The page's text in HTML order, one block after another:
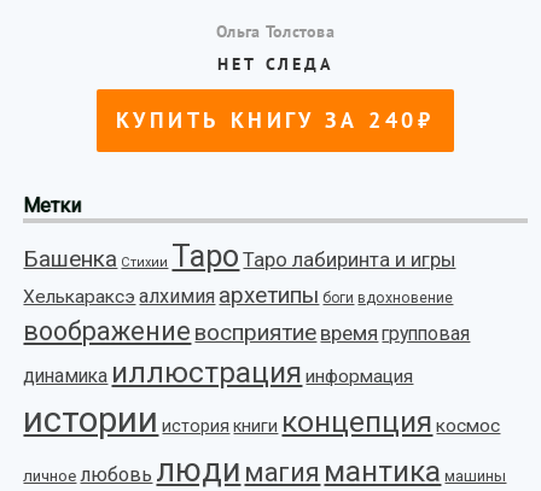
Метки
Башенка Стихии Таро Таро лабиринта и игры
Хелькараксэ алхимия архетипы боги вдохновение
воображение восприятие время групповая
динамика иллюстрация информация
истории история книги концепция космос
личное любовь люди магия мантика машины